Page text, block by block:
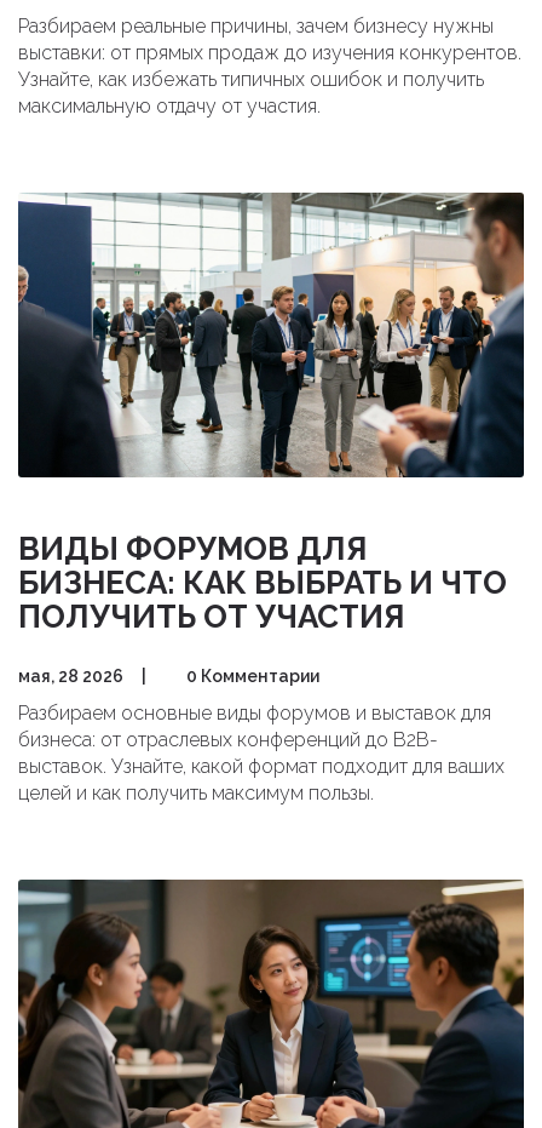
Разбираем реальные причины, зачем бизнесу нужны
выставки: от прямых продаж до изучения конкурентов.
Узнайте, как избежать типичных ошибок и получить
максимальную отдачу от участия.
ВИДЫ ФОРУМОВ ДЛЯ
БИЗНЕСА: КАК ВЫБРАТЬ И ЧТО
ПОЛУЧИТЬ ОТ УЧАСТИЯ
мая, 28 2026 0 Комментарии
Разбираем основные виды форумов и выставок для
бизнеса: от отраслевых конференций до B2B-
выставок. Узнайте, какой формат подходит для ваших
целей и как получить максимум пользы.